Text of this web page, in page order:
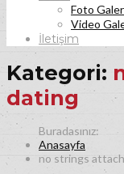
Foto
Video
İletişim
Kategori:
dating
Anasayfa
no strings